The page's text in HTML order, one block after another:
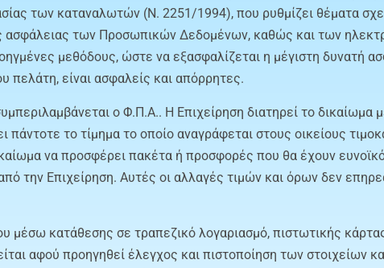
των καταναλωτών (Ν. 2251/1994), που ρυθμίζει θέματα
ασφάλειας των Προσωπικών Δεδομένων, καθώς και των
μεθόδους, ώστε να εξασφαλίζεται η μέγιστη δυνατή
πελάτη, είναι ασφαλείς και απόρρητες.
ο Φ.Π.Α.. Η Επιχείρηση διατηρεί το
το τίμημα το οποίο αναγράφεται στους οικείους
να προσφέρει πακέτα ή προσφορές που θα έχουν
την Επιχείρηση. Αυτές οι αλλαγές τιμών και όρων δεν
μέσω κατάθεσης σε τραπεζικό λογαριασμό, πιστωτικής
αφού προηγηθεί έλεγχος και πιστοποίηση των στοιχείων